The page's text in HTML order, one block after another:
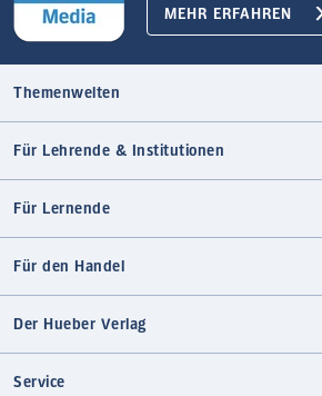
MEHR ERFAHREN
Themenwelten
Für Lehrende & Institutionen
Für Lernende
Für den Handel
Der Hueber Verlag
Service